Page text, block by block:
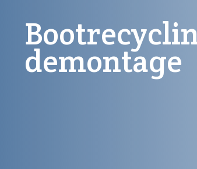
demontage